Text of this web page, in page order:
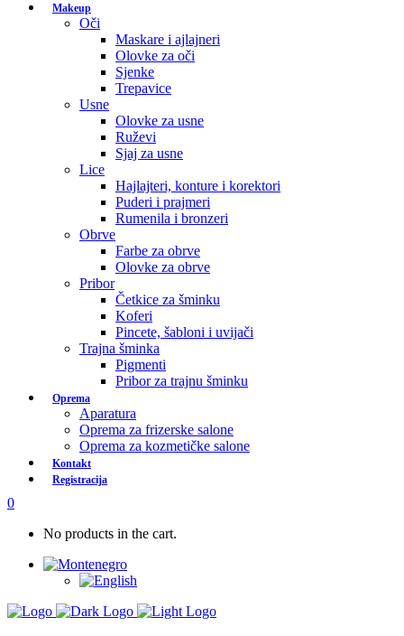
Makeup
Oči
Maskare i ajlajneri
Olovke za oči
Sjenke
Trepavice
Usne
Olovke za usne
Ruževi
Sjaj za usne
Lice
Hajlajteri, konture i korektori
Puderi i prajmeri
Rumenila i bronzeri
Obrve
Farbe za obrve
Olovke za obrve
Pribor
Četkice za šminku
Koferi
Pincete, šabloni i uvijači
Trajna šminka
Pigmenti
Pribor za trajnu šminku
Oprema
Aparatura
Oprema za frizerske salone
Oprema za kozmetičke salone
Kontakt
Registracija
0
No products in the cart.